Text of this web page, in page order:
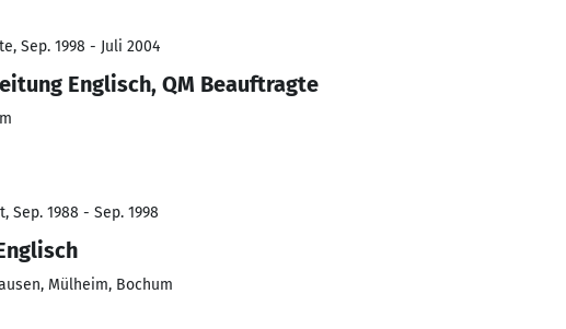
Sep. 1998 - Juli 2004
Englisch, QM Beauftragte
Sep. 1988 - Sep. 1998
Mülheim, Bochum